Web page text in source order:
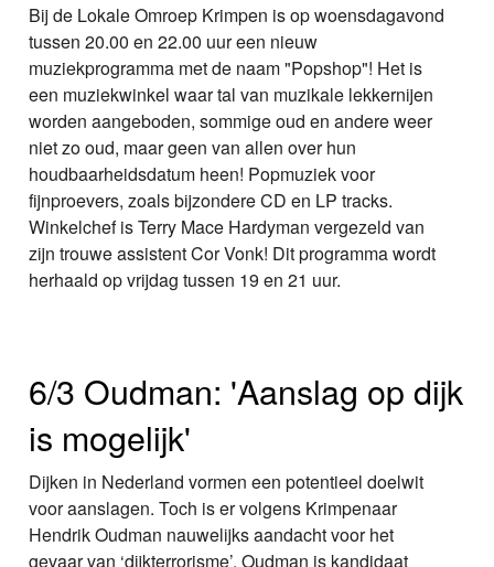
Bij de Lokale Omroep Krimpen is op woensdagavond
tussen 20.00 en 22.00 uur een nieuw
muziekprogramma met de naam "Popshop"! Het is
een muziekwinkel waar tal van muzikale lekkernijen
worden aangeboden, sommige oud en andere weer
niet zo oud, maar geen van allen over hun
houdbaarheidsdatum heen! Popmuziek voor
fijnproevers, zoals bijzondere CD en LP tracks.
Winkelchef is Terry Mace Hardyman vergezeld van
zijn trouwe assistent Cor Vonk! Dit programma wordt
herhaald op vrijdag tussen 19 en 21 uur.
6/3 Oudman: 'Aanslag op dijk
is mogelijk'
Dijken in Nederland vormen een potentieel doelwit
voor aanslagen. Toch is er volgens Krimpenaar
Hendrik Oudman nauwelijks aandacht voor het
gevaar van ‘dijkterrorisme’. Oudman is kandidaat